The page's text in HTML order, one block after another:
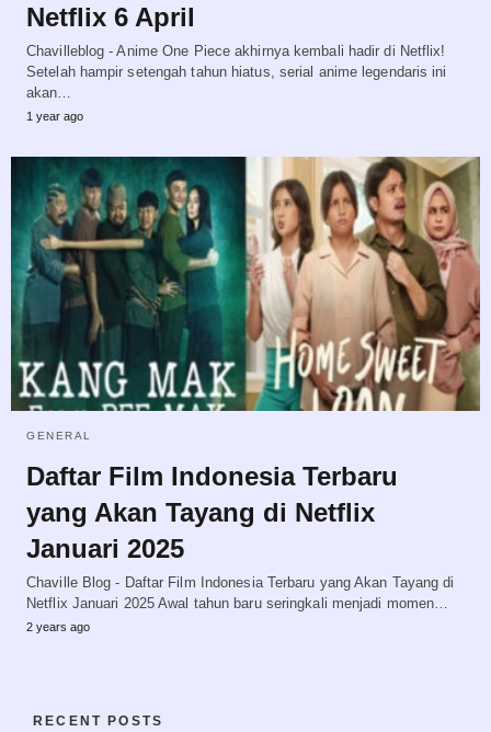
Netflix 6 April
Chavilleblog - Anime One Piece akhirnya kembali hadir di Netflix!
Setelah hampir setengah tahun hiatus, serial anime legendaris ini
akan…
1 year ago
GENERAL
Daftar Film Indonesia Terbaru
yang Akan Tayang di Netflix
Januari 2025
Chaville Blog - Daftar Film Indonesia Terbaru yang Akan Tayang di
Netflix Januari 2025 Awal tahun baru seringkali menjadi momen…
2 years ago
RECENT POSTS